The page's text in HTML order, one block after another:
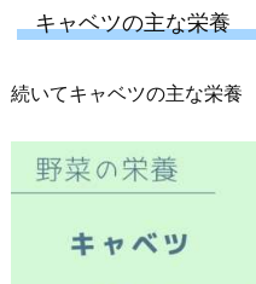
キャベツの主な栄養
続いてキャベツの主な栄養